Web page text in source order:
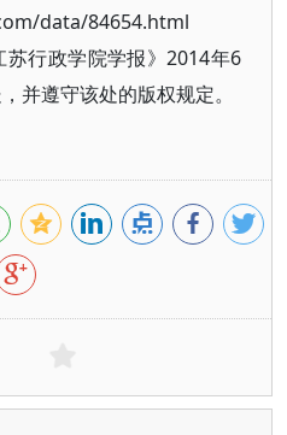
data/84654.html
行政学院学报》2014年6
并遵守该处的版权规定。